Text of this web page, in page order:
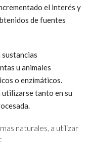
el interés y
de fuentes
sustancias
u animales
o enzimáticos.
utilizarse tanto en su
naturales, a utilizar